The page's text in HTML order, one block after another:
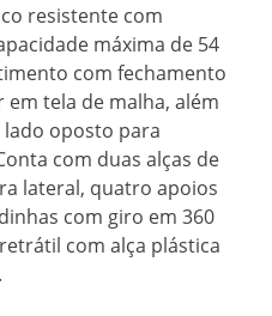
resistente com
máxima de 54
com fechamento
tela de malha, além
oposto para
com duas alças de
lateral, quatro apoios
com giro em 360
com alça plástica